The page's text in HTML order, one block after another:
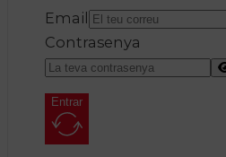
Email
Contrasenya
Entrar